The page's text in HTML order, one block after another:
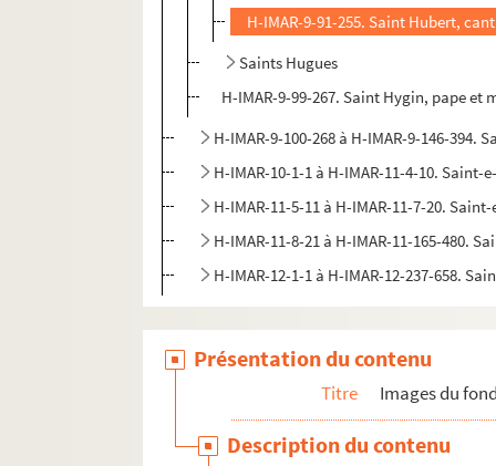
H-IMAR-9-91-255. Saint Hubert,
Saints Hugues
H-IMAR-9-99-267. Saint Hygin, pape et
H-IMAR-9-100-268 à H-IMAR-9-146-394.
H-IMAR-10-1-1 à H-IMAR-11-4-10.
H-IMAR-11-5-11 à H-IMAR-11-7-20.
H-IMAR-11-8-21 à H-IMAR-11-165-480.
H-IMAR-12-1-1 à H-IMAR-12-237-658.
Présentation du contenu
Titre Images du
Description du contenu